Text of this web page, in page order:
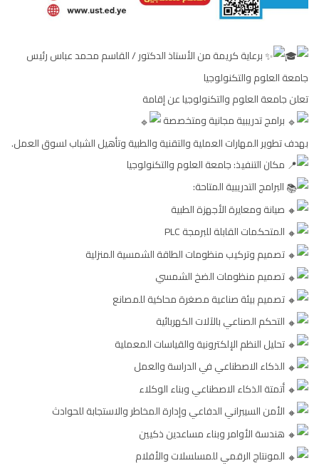
برعاية كريمة من الأستاذ الدكتور / القاسم محمد عباس رئيس
جامعة العلوم والتكنولوجيا
تعلن جامعة العلوم والتكنولوجيا عن إقامة
برامج تدريبية مجانية ومتخصصة
بهدف تطوير المهارات العملية والتقنية والطبية وتأهيل الشباب لسوق العمل.
مكان التنفيذ: جامعة العلوم والتكنولوجيا
البرامج التدريبية المتاحة:
صيانة ومعايرة الأجهزة الطبية
المتحكمات القابلة للبرمجة PLC
تصميم وتركيب منظومات الطاقة الشمسية المنزلية
تصميم منظومات الضخ الشمسي
تصميم بيئة صناعية مصغرة محاكية للمصانع
التحكم الصناعي بالآلات الكهربائية
تحليل النظم الإلكترونية والقياسات المعملية
الذكاء الاصطناعي في الدراسة والعمل
أتمتة الذكاء الاصطناعي وبناء الوكلاء
الأمن السيبراني الدفاعي وإدارة المخاطر والاستجابة للحوادث
هندسة الأوامر وبناء مساعدين ذكيين
المونتاج الرقمي للمسلسلات والأفلام